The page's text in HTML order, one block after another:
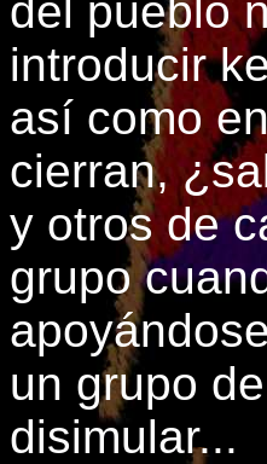
del pueblo
introducir
así como
cierran,
y otros de
grupo
un grupo
disimular...